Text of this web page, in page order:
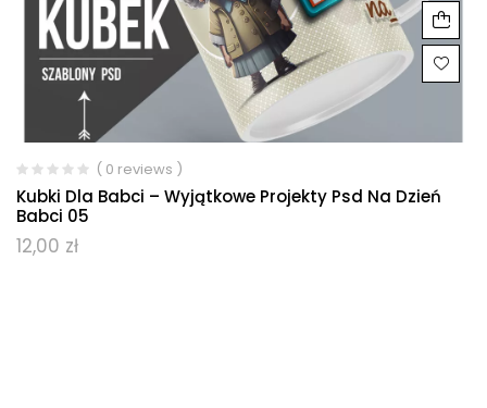
( 0 reviews )
Kubki Dla Babci – Wyjątkowe Projekty Psd Na Dzień
Babci 05
12,00 zł